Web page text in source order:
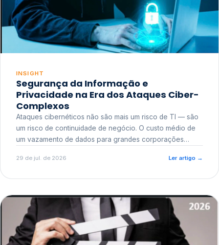
INSIGHT
Segurança da Informação e
Privacidade na Era dos Ataques Ciber-
Complexos
Ataques cibernéticos não são mais um risco de TI — são
um risco de continuidade de negócio. O custo médio de
um vazamento de dados para grandes corporações
reputacional e o risco regulatório junto a órgãos como a
29 de jul. de 2026 Ler artigo →